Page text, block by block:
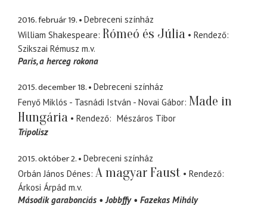
2016. február 19.
Debreceni színház
William Shakespeare Rómeó és Júlia
Rendező
Szikszai Rémusz m.v.
Paris a herceg rokona
2015. december 18.
Debreceni színház
Fenyő Miklós - Tasnádi István - Novai Gábor Made in
Hungária
Rendező
Mészáros Tibor
Tripolisz
2015. október 2.
Debreceni színház
Orbán János Dénes A magyar Faust
Rendező
Árkosi Árpád m.v.
Második garabonciás
Jobbffy Fazekas Mihály